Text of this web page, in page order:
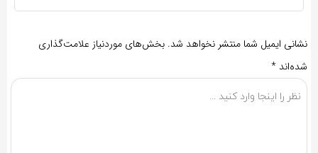
نشانی ایمیل شما منتشر نخواهد شد. بخش‌های موردنیاز علامت‌گذاری
شده‌اند *